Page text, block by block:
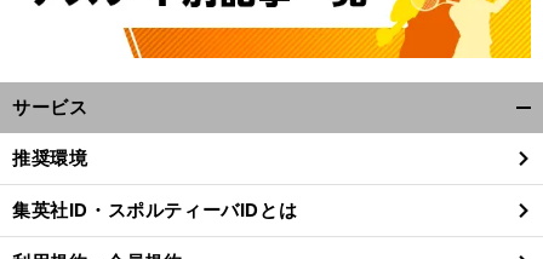
サービス
閉
る
推奨環境
集英社ID・スポルティーバIDとは